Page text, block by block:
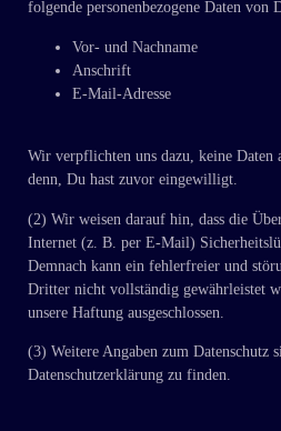
folgende personenbezogene Daten von
Vor- und Nachname
Anschrift
E-Mail-Adresse
Wir verpflichten uns dazu, keine Daten
denn, Du hast zuvor eingewilligt.
(2) Wir weisen darauf hin, dass die
Internet (z. B. per E-Mail)
Demnach kann ein fehlerfreier und
Dritter nicht vollständig gewährleistet
unsere Haftung ausgeschlossen.
(3) Weitere Angaben zum Datenschutz
Datenschutzerklärung zu finden.